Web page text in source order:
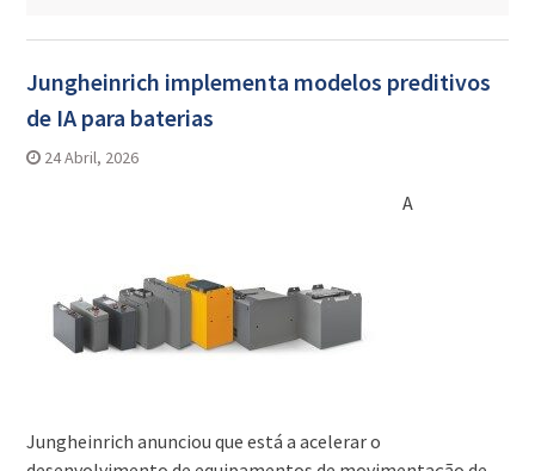
Jungheinrich implementa modelos preditivos
de IA para baterias
24 Abril, 2026
A
Jungheinrich anunciou que está a acelerar o